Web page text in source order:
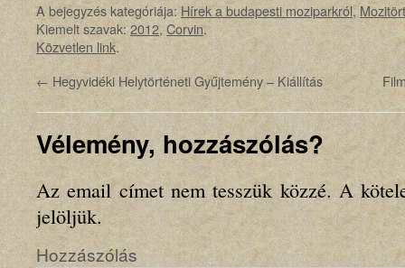
A bejegyzés kategóriája:Hírek a budapesti moziparkról,
Kiemelt szavak:2012, Corvin.
Közvetlen link.
← Hegyvidéki Helytörténeti Gyűjtemény – Kiállítás
Vélemény, hozzászólás?
Az email címet nem tesszük közzé. A
jelöljük.
Hozzászólás